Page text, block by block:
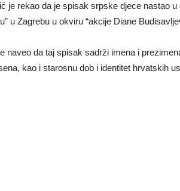
je rekao da je spisak srpske djece nastao
u Zagrebu u okviru “akcije Diane
naveo da taj spisak sadrži imena i
kao i starosnu dob i identitet hrvatskih